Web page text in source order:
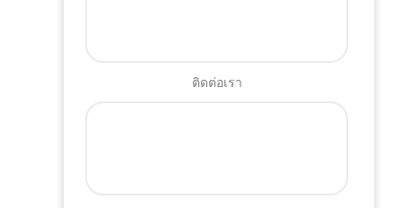
ติดต่อเรา